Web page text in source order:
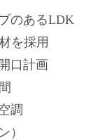
のあるLDK
を採用
口計画
調
）